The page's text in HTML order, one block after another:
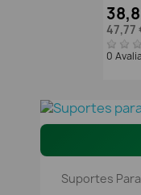
47,77
0
Suportes